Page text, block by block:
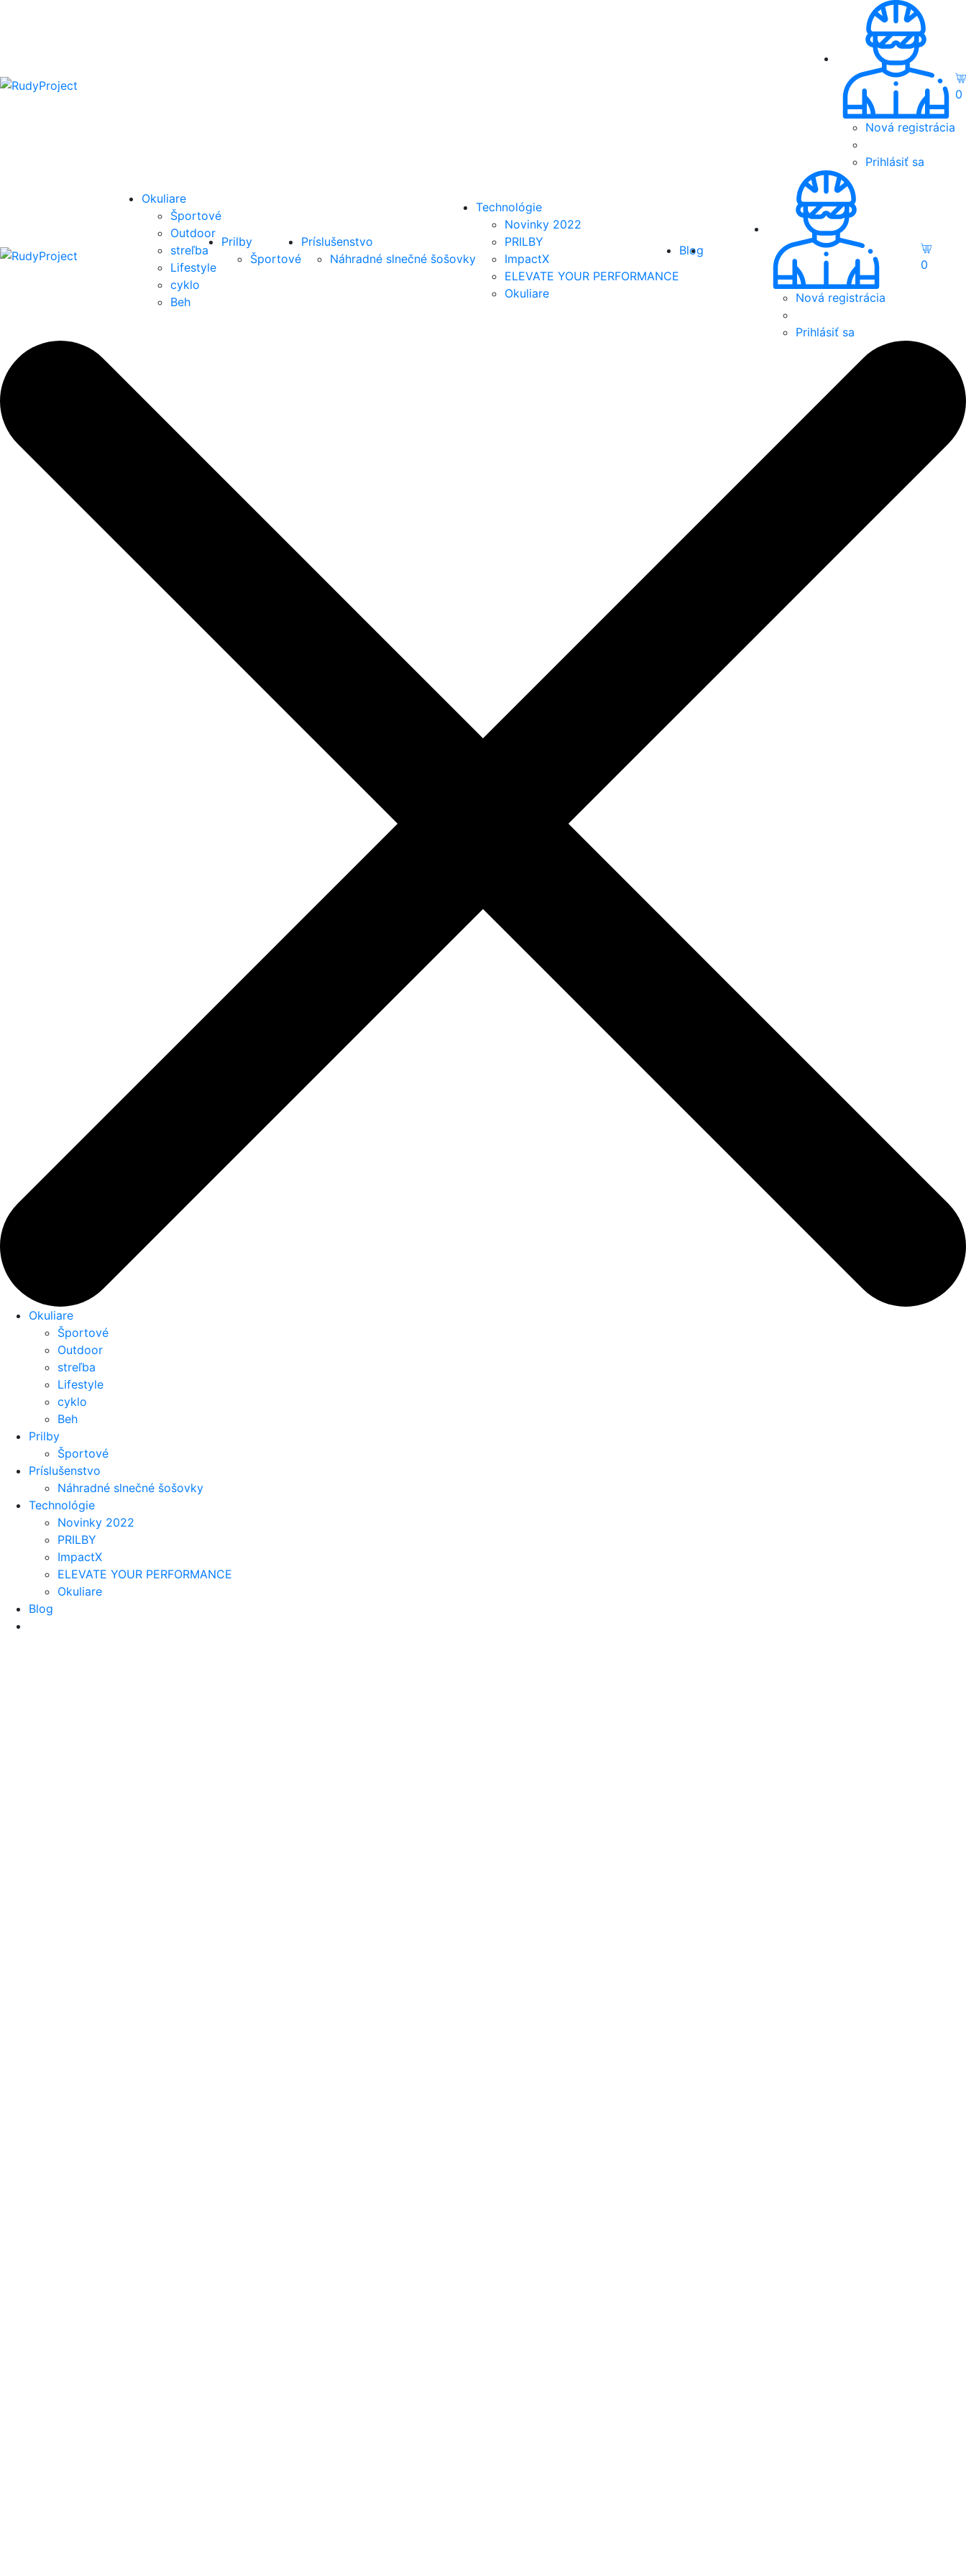
Nová registrácia
Prihlásiť sa
0
Okuliare
Športové
Outdoor
streľba
Lifestyle
cyklo
Beh
Prilby
Športové
Príslušenstvo
Náhradné slnečné šošovky
Technológie
Novinky 2022
PRILBY
ImpactX
ELEVATE YOUR PERFORMANCE
Okuliare
Blog
Nová registrácia
Prihlásiť sa
0
Okuliare
Športové
Outdoor
streľba
Lifestyle
cyklo
Beh
Prilby
Športové
Príslušenstvo
Náhradné slnečné šošovky
Technológie
Novinky 2022
PRILBY
ImpactX
ELEVATE YOUR PERFORMANCE
Okuliare
Blog